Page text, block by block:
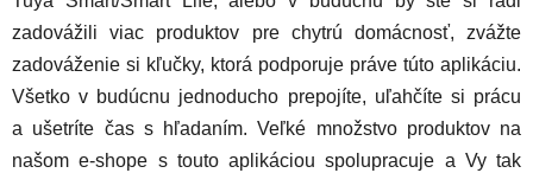
zadovážili viac produktov pre chytrú domácnosť, zvážte
zadováženie si kľučky, ktorá podporuje práve túto aplikáciu.
Všetko v budúcnu jednoducho prepojíte, uľahčíte si prácu
a ušetríte čas s hľadaním. Veľké množstvo produktov na
našom e-shope s touto aplikáciou spolupracuje a Vy tak